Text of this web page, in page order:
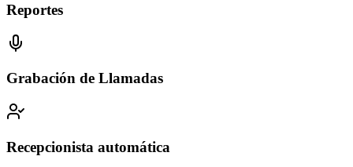
Reportes
Grabación de Llamadas
Recepcionista automática